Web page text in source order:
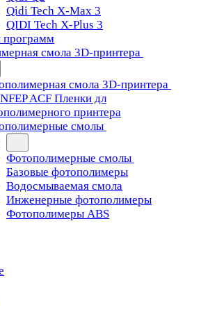
Qidi Tech X-Max 3
QIDI Tech X-Plus 3
программ
смола 3D-принтера
смола 3D-принтера
ACF Пленки дл
принтера
смолы
Фотополимерные смолы
Базовые фотополимеры
Водосмываемая смола
Инженерные фотополимеры
Фотополимеры ABS